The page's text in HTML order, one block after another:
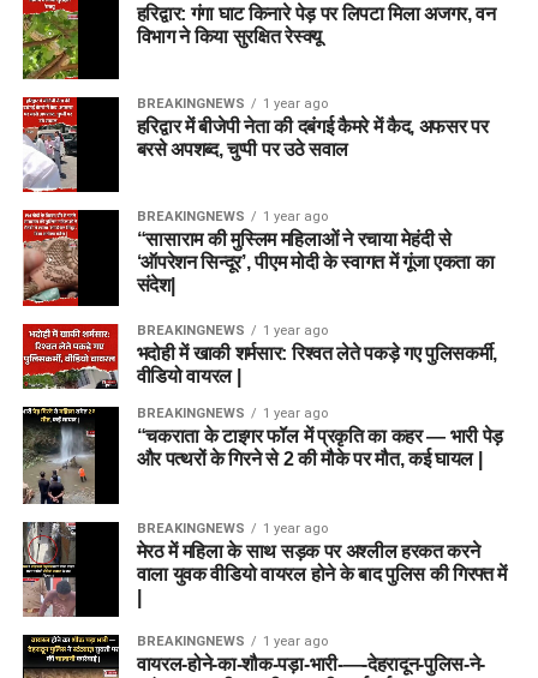
हरिद्वार: गंगा घाट किनारे पेड़ पर लिपटा मिला अजगर, वन
विभाग ने किया सुरक्षित रेस्क्यू
BREAKINGNEWS 1 year ago
हरिद्वार में बीजेपी नेता की दबंगई कैमरे में कैद, अफसर पर
बरसे अपशब्द, चुप्पी पर उठे सवाल
BREAKINGNEWS 1 year ago
“सासाराम की मुस्लिम महिलाओं ने रचाया मेहंदी से
‘ऑपरेशन सिन्दूर’, पीएम मोदी के स्वागत में गूंजा एकता का
संदेश|
BREAKINGNEWS 1 year ago
भदोही में खाकी शर्मसार: रिश्वत लेते पकड़े गए पुलिसकर्मी,
वीडियो वायरल |
BREAKINGNEWS 1 year ago
“चकराता के टाइगर फॉल में प्रकृति का कहर — भारी पेड़
और पत्थरों के गिरने से 2 की मौके पर मौत, कई घायल |
BREAKINGNEWS 1 year ago
मेरठ में महिला के साथ सड़क पर अश्लील हरकत करने
वाला युवक वीडियो वायरल होने के बाद पुलिस की गिरफ्त में
BREAKINGNEWS 1 year ago
वायरल-होने-का-शौक-पड़ा-भारी-—-देहरादून-पुलिस-ने-